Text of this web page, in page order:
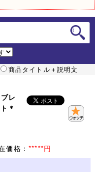
商品タイトル＋説明文
レ
＊
価格： *****円